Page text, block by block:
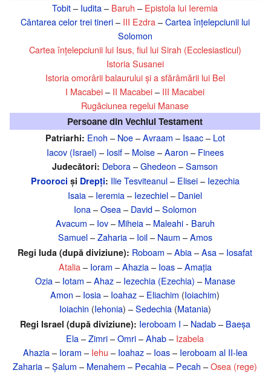
Tobit– Iudita– Baruh – Epistola lui Ieremia
Cântarea celor trei tineri– III Ezdra –Cartea înțelepciunii lui
Solomon
Cartea înțelepciunii lui Isus, fiul lui Sirah (Ecclesiasticul)
Istoria Susanei
Istoria omorârii balaurului și a sfărâmării lui Bel
I Macabei– II Macabei– III Macabei
Rugăciunea regelui Manase
Persoane din Vechiul Testament
Patriarhi: Enoh – Noe–Avraam – Isaac– Lot
Iacov (Israel) – Iosif– Moise–Aaron – Finees
Judecători: Debora–Ghedeon –Samson
Prooroci și Drepți: Ilie Tesviteanul– Elisei– Iezechia
Isaia– Ieremia– Iezechiel– Daniel
Iona–Osea– David–Solomon
Avacum – Iov– Miheia– Maleahi- Baruh
Samuel–Zaharia– Ioil– Naum –Amos
Regi Iuda (după diviziune): Roboam –Abia–Asa– Iosafat
Atalia – Ioram –Ahazia– Ioas–Amația
Ozia– Iotam –Ahaz– Iezechia (Ezechia) – Manase
Amon – Iosia– Ioahaz– Eliachim (Ioiachim)
Ioiachin (Iehonia) –Sedechia(Matania)
Regi Israel (după diviziune): Ieroboam I – Nadab– Baeșa
Ela–Zimri–Omri–Ahab– Izabela
Ahazia– Ioram – Iehu – Ioahaz– Ioas– Ieroboam al II-lea
Zaharia–Șalum – Menahem – Pecahia– Pecah –Osea (rege)